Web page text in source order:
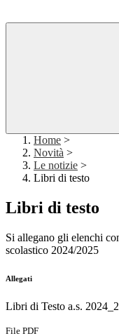
Home >
Novità >
Le notizie >
Libri di testo
Libri di testo
Si allegano gli elenchi
scolastico 2024/2025
Allegati
Libri di Testo a.s.
File PDF